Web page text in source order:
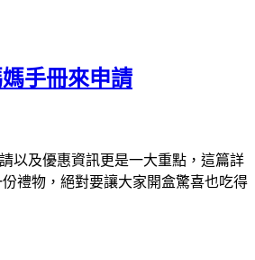
手冊來申請
以及優惠資訊更是一大重點，這篇詳
禮物，絕對要讓大家開盒驚喜也吃得